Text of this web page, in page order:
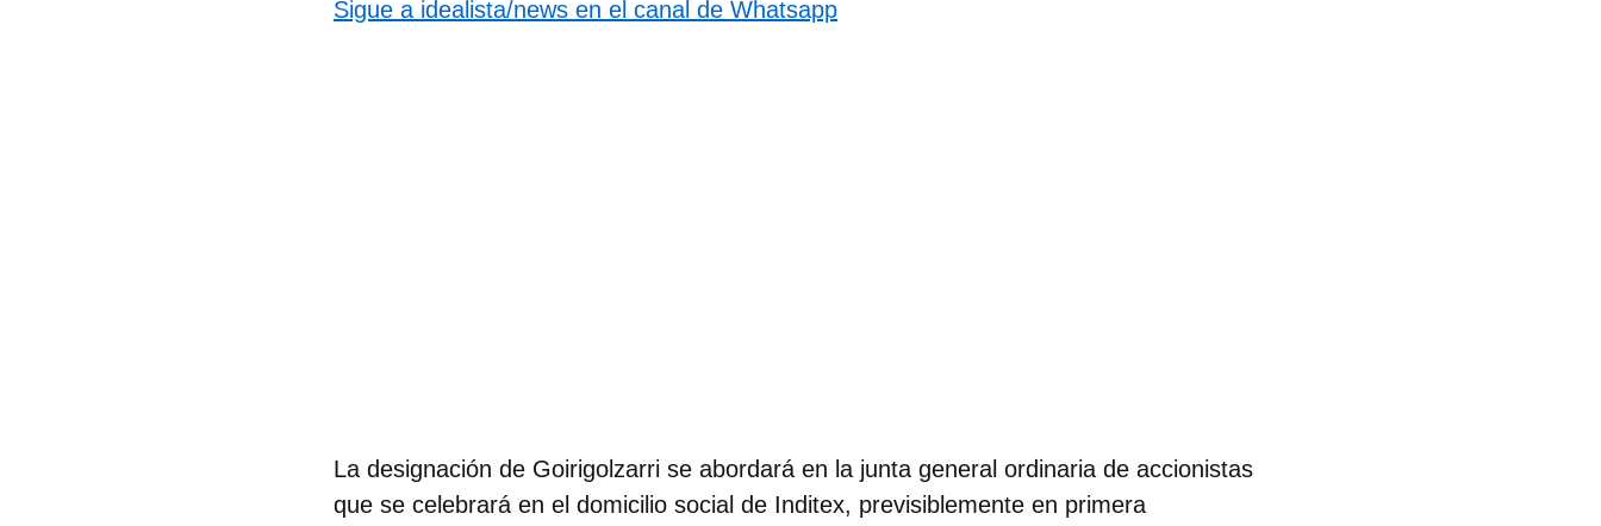
Sigue a idealista/news en el canal de Whatsapp
La designación de Goirigolzarri se abordará en la junta general ordinaria de accionistas
que se celebrará en el domicilio social de Inditex, previsiblemente en primera